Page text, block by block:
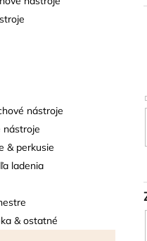
nástroje
nástroje
& perkusie
ladenia
& ostatné